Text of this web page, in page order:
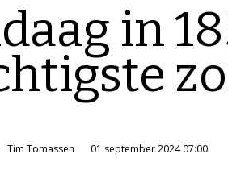
in
Tim Tomassen 01 september 2024 07:00